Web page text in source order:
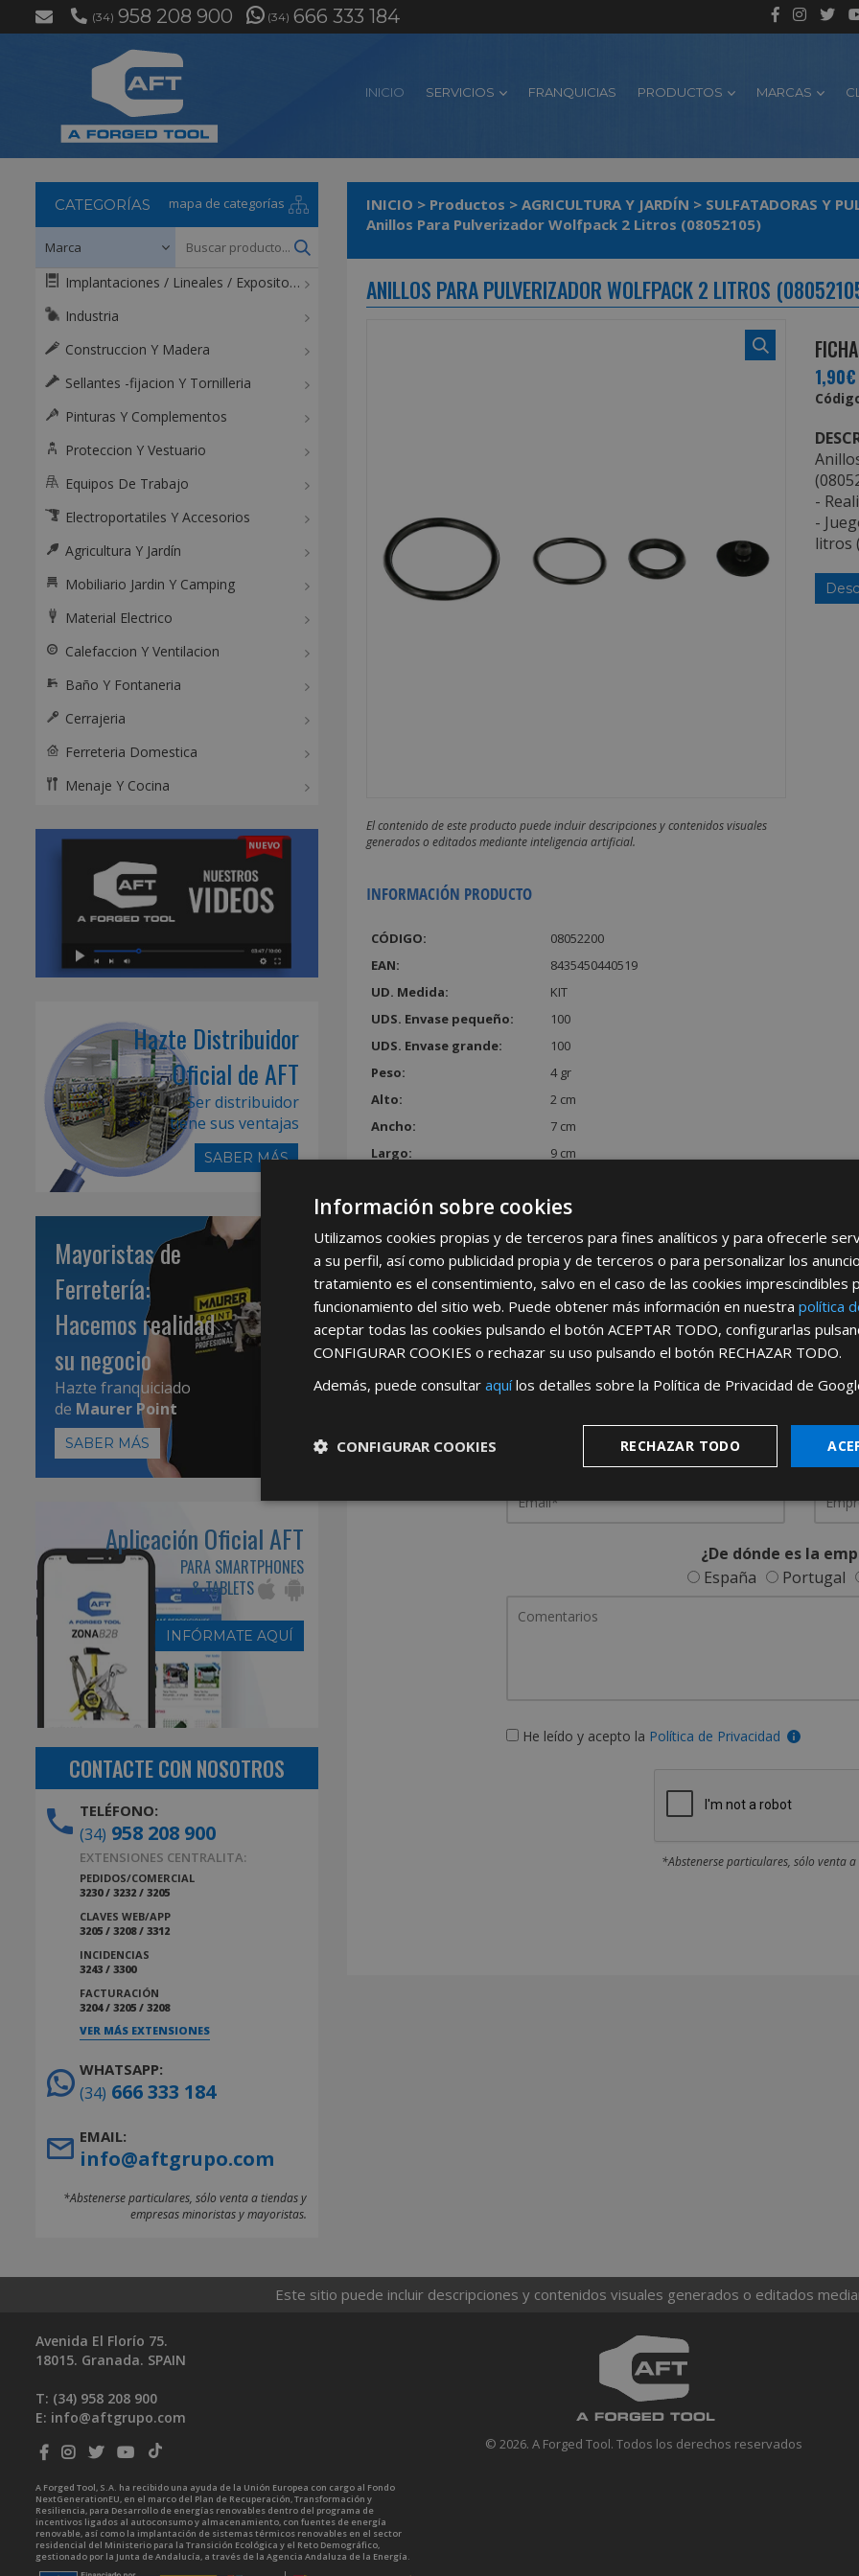
(34) 958 208 900 (34) 666 333 184
INICIO SERVICIOS FRANQUICIAS PRODUCTOS MARCAS
INICIO > Productos > AGRICULTURA Y JARDÍN > SULFATADORAS Y
Anillos Para Pulverizador Wolfpack 2 Litros (08052105)
ANILLOS PARA PULVERIZADOR WOLFPACK 2 LITROS
El contenido de este producto puede incluir descripciones y contenidos visuales
generados o editados mediante inteligencia artificial.
INFORMACIÓN PRODUCTO
CÓDIGO:
08052200
EAN:
8435450440519
UD. Medida:
KIT
UDS. Envase pequeño:
100
UDS. Envase grande:
100
Peso:
4 gr
Alto:
2 cm
Ancho:
7 cm
Largo:
9 cm
1,90€
-
-
litros
REGÍSTRATE PARA HACERTE
Desdeaquípodrá ver todas las
Rellene este formulario y nos pondremos en contacto
¿De dónde es la
España
Portugal
He leído y acepto la Política de Privacidad
*Abstenerse particulares, sólo venta
CATEGORÍAS mapa de categorías
Implantaciones / Lineales / Expositores / Mostradores
Industria
Construccion Y Madera
Sellantes -fijacion Y Tornilleria
Pinturas Y Complementos
Proteccion Y Vestuario
Equipos De Trabajo
Electroportatiles Y Accesorios
Agricultura Y Jardín
Mobiliario Jardin Y Camping
Material Electrico
Calefaccion Y Ventilacion
Baño Y Fontaneria
Cerrajeria
Ferreteria Domestica
Menaje Y Cocina
Hazte Distribuidor
Oficial de AFT
Ser distribuidor
tiene sus ventajas
SABER MÁS
Mayoristas de
Ferretería:
Hacemos realidad
su negocio
Hazte franquiciado
de Maurer Point
SABER MÁS
Aplicación Oficial AFT
PARA SMARTPHONES
& TABLETS
INFÓRMATE AQUÍ
CONTACTE CON NOSOTROS
TELÉFONO:
(34) 958 208 900
EXTENSIONES CENTRALITA:
PEDIDOS/COMERCIAL
3230 / 3232 / 3205
CLAVES WEB/APP
3205 / 3208 / 3312
INCIDENCIAS
3243 / 3300
FACTURACIÓN
3204 / 3205 / 3208
VER MÁS EXTENSIONES
WHATSAPP:
(34) 666 333 184
EMAIL:
info@aftgrupo.com
*Abstenerse particulares, sólo venta a tiendas y
empresas minoristas y mayoristas.
Este sitio puede incluir descripciones y contenidos visuales generados o editados
© 2026. A Forged Tool. Todos los derechos reservados
Avenida El Florío 75.
18015. Granada. SPAIN
T: (34) 958 208 900
E: info@aftgrupo.com
A Forged Tool, S.A. ha recibido una ayuda de la Unión Europea con cargo al Fondo
NextGenerationEU, en el marco del Plan de Recuperación, Transformación y
Resiliencia, para Desarrollo de energías renovables dentro del programa de
incentivos ligados al autoconsumo y almacenamiento, con fuentes de energía
renovable, así como la implantación de sistemas térmicos renovables en el sector
residencial del Ministerio para la Transición Ecológica y el Reto Demográfico,
gestionado por la Junta de Andalucía, a través de la Agencia Andaluza de la Energía.
Información sobre cookies
Utilizamos cookies propias y de terceros para fines analíticos y para ofrecerle
a su perfil, así como publicidad propia y de terceros o para personalizar los
tratamiento es el consentimiento, salvo en el caso de las cookies imprescindibles
funcionamiento del sitio web. Puede obtener más información en nuestra política
aceptar todas las cookies pulsando el botón ACEPTAR TODO, configurarlas
CONFIGURAR COOKIES o rechazar su uso pulsando el botón RECHAZAR TODO.
Además, puede consultar aquílos detalles sobre la Política de Privacidad de
RECHAZAR TODO
CONFIGURAR COOKIES